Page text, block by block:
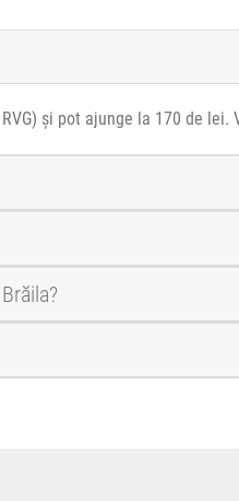
și pot ajunge la 170 de lei.